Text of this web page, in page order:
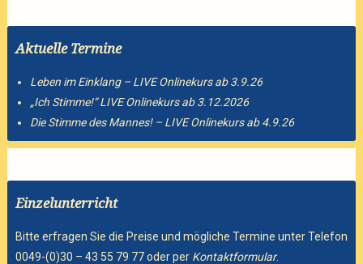
Aktuelle Termine
Leben im Einklang – LIVE Onlinekurs ab 3.9.26
„Ich Stimme!“ LIVE Onlinekurs ab 3.12.2026
Die Stimme des Mannes! – LIVE Onlinekurs ab 4.9.26
Einzelunterricht
Bitte erfragen Sie die Preise und mögliche Termine unter Telefon
0049-(0)30 – 43 55 79 77 oder per Kontaktformular.